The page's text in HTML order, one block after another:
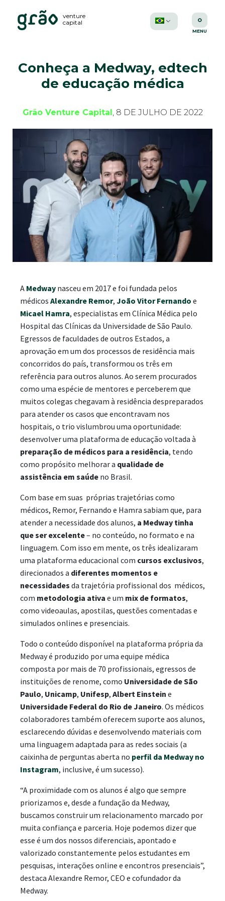
venture
capital
Conheça a Medway, edtech
de educação médica
Grão Venture Capital, 8 DE JULHO DE 2022
A Medway nasceu em 2017 e foi fundada pelos
médicos Alexandre Remor, João Vitor Fernando e
Micael Hamra, especialistas em Clínica Médica pelo
Hospital das Clínicas da Universidade de São Paulo.
Egressos de faculdades de outros Estados, a
aprovação em um dos processos de residência mais
concorridos do país, transformou os três em
referência para outros alunos. Ao serem procurados
como uma espécie de mentores e perceberem que
muitos colegas chegavam à residência despreparados
para atender os casos que encontravam nos
hospitais, o trio vislumbrou uma oportunidade:
desenvolver uma plataforma de educação voltada à
preparação de médicos para a residência, tendo
como propósito melhorar a qualidade de
assistência em saúde no Brasil.
Com base em suas próprias trajetórias como
médicos, Remor, Fernando e Hamra sabiam que, para
atender a necessidade dos alunos, a Medway tinha
que ser excelente– no conteúdo, no formato e na
linguagem. Com isso em mente, os três idealizaram
uma plataforma educacional com cursos exclusivos,
direcionados a diferentes momentos e
necessidades da trajetória profissional dos médicos,
com metodologia ativa e um mix de formatos,
como videoaulas, apostilas, questões comentadas e
simulados onlines e presenciais.
Todo o conteúdo disponível na plataforma própria da
Medway é produzido por uma equipe médica
composta por mais de 70 profissionais, egressos de
instituições de renome, como Universidade de São
Paulo, Unicamp, Unifesp, Albert Einstein e
Universidade Federal do Rio de Janeiro. Os médicos
colaboradores também oferecem suporte aos alunos,
esclarecendo dúvidas e desenvolvendo materiais com
uma linguagem adaptada para as redes sociais (a
caixinha de perguntas aberta no perfil da Medway no
Instagram, inclusive, é um sucesso).
“A proximidade com os alunos é algo que sempre
priorizamos e, desde a fundação da Medway,
buscamos construir um relacionamento marcado por
muita confiança e parceria. Hoje podemos dizer que
esse é um dos nossos diferenciais, apontado e
valorizado constantemente pelos estudantes em
pesquisas, interações online e encontros presenciais”,
destaca Alexandre Remor, CEO e cofundador da
Medway.